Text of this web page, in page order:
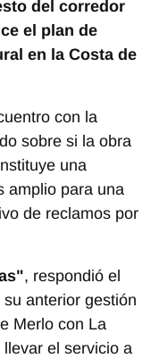
del corredor
el plan de
en la Costa de
con la
sobre si la obra
una
amplio para una
de reclamos por
, respondió el
anterior gestión
Merlo con La
el servicio a